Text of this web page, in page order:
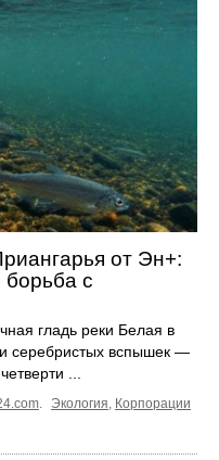
от Эн+:
с
гладь реки Белая в
серебристых вспышек —
...
. Экология, Корпорации